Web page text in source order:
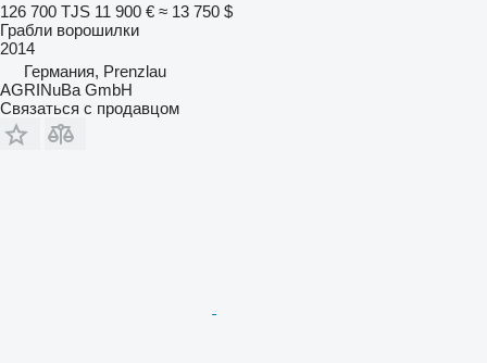
126 700 TJS 11 900 € ≈ 13 750 $
Грабли ворошилки
2014
Германия, Prenzlau
AGRINuBa GmbH
Связаться с продавцом